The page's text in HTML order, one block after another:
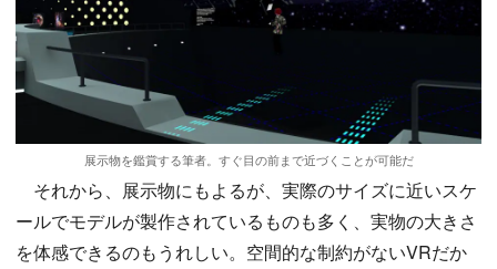
展示物を鑑賞する筆者。すぐ目の前まで近づくことが可能だ
それから、展示物にもよるが、実際のサイズに近いスケ
ールでモデルが製作されているものも多く、実物の大きさ
を体感できるのもうれしい。空間的な制約がないVRだか